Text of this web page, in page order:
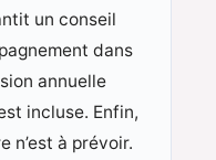
un conseil
dans
annuelle
incluse. Enfin,
n’est à prévoir.